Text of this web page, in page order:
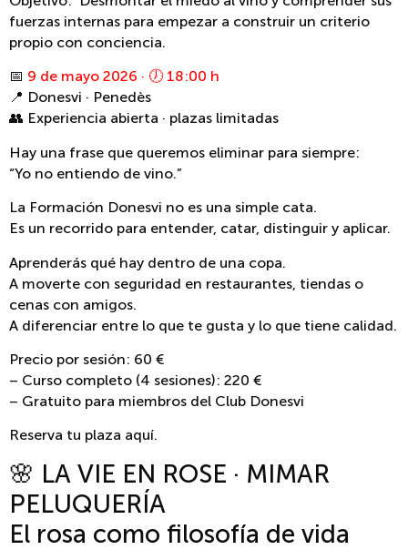
fuerzas internas para empezar a construir un criterio
propio con conciencia.
📅 9 de mayo 2026 · 🕖 18:00 h
📍 Donesvi · Penedès
👥 Experiencia abierta · plazas limitadas
Hay una frase que queremos eliminar para siempre:
“Yo no entiendo de vino.”
La Formación Donesvi no es una simple cata.
Es un recorrido para entender, catar, distinguir y aplicar.
Aprenderás qué hay dentro de una copa.
A moverte con seguridad en restaurantes, tiendas o
cenas con amigos.
A diferenciar entre lo que te gusta y lo que tiene calidad.
Precio por sesión: 60 €
– Curso completo (4 sesiones): 220 €
– Gratuito para miembros del Club Donesvi
Reserva tu plaza aquí.
🌸 LA VIE EN ROSE · MIMAR
PELUQUERÍA
El rosa como filosofía de vida